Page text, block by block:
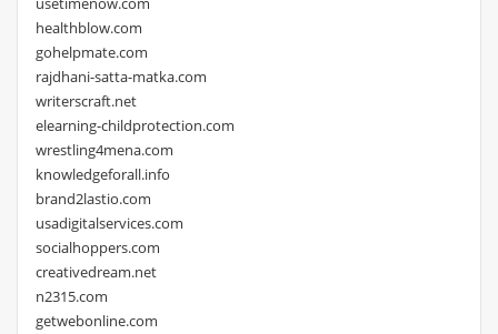
healthblow.com
gohelpmate.com
rajdhani-satta-matka.com
writerscraft.net
elearning-childprotection.com
wrestling4mena.com
knowledgeforall.info
brand2lastio.com
usadigitalservices.com
socialhoppers.com
creativedream.net
n2315.com
getwebonline.com